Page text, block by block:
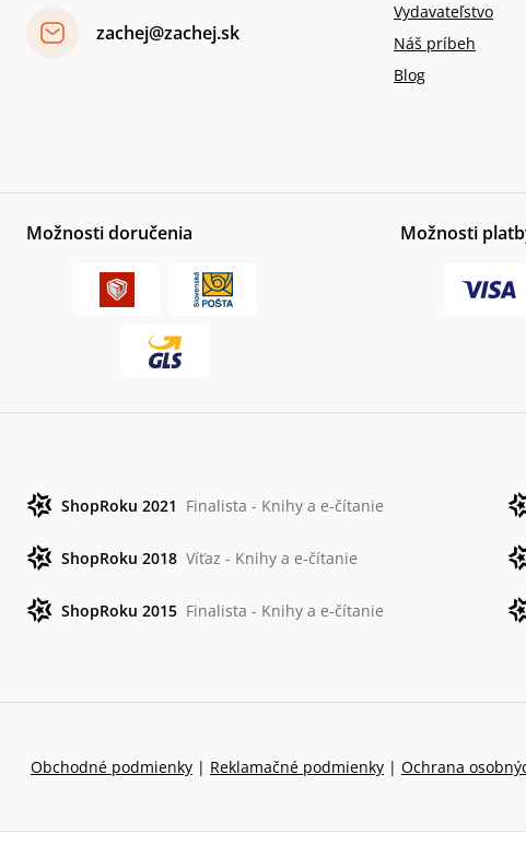
zachej@zachej.sk
Vydavateľstvo
Náš príbeh
Blog
Možnosti doručenia Možnosti
ShopRoku 2021 Finalista - Knihy a e-čítanie
ShopRoku 2018 Víťaz - Knihy a e-čítanie
ShopRoku 2015 Finalista - Knihy a e-čítanie
Obchodné podmienky | Reklamačné podmienky | Ochrana